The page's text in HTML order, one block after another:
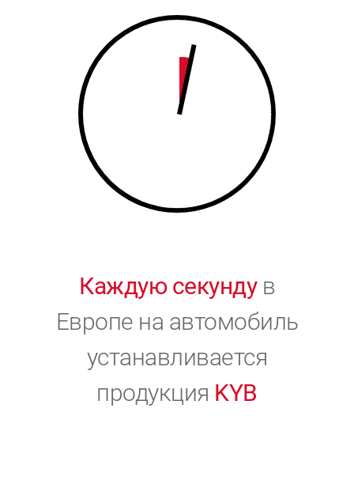
9
0
0
Каждую секундув
Европе на автомобиль
устанавливается
продукция KYB